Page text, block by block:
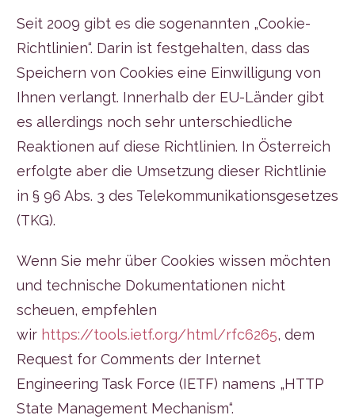
Seit 2009 gibt es die sogenannten „Cookie-
Richtlinien“. Darin ist festgehalten, dass das
Speichern von Cookies eine Einwilligung von
Ihnen verlangt. Innerhalb der EU-Länder gibt
es allerdings noch sehr unterschiedliche
Reaktionen auf diese Richtlinien. In Österreich
erfolgte aber die Umsetzung dieser Richtlinie
in § 96 Abs. 3 des Telekommunikationsgesetzes
(TKG).
Wenn Sie mehr über Cookies wissen möchten
und technische Dokumentationen nicht
scheuen, empfehlen
wir https://tools.ietf.org/html/rfc6265, dem
Request for Comments der Internet
Engineering Task Force (IETF) namens „HTTP
State Management Mechanism“.